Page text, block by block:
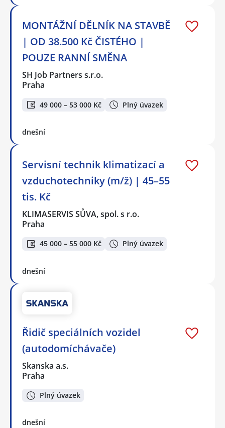
MONTÁŽNÍ DĚLNÍK NA STAVBĚ
| OD 38.500 Kč ČISTÉHO |
POUZE RANNÍ SMĚNA
SH Job Partners s.r.o.
Praha
49 000 – 53 000 Kč Plný úvazek
dnešní
Servisní technik klimatizací a
vzduchotechniky (m/ž) | 45–55
tis. Kč
KLIMASERVIS SŮVA, spol. s r.o.
Praha
45 000 – 55 000 Kč Plný úvazek
dnešní
Řidič speciálních vozidel
(autodomíchávače)
Skanska a.s.
Praha
Plný úvazek
dnešní